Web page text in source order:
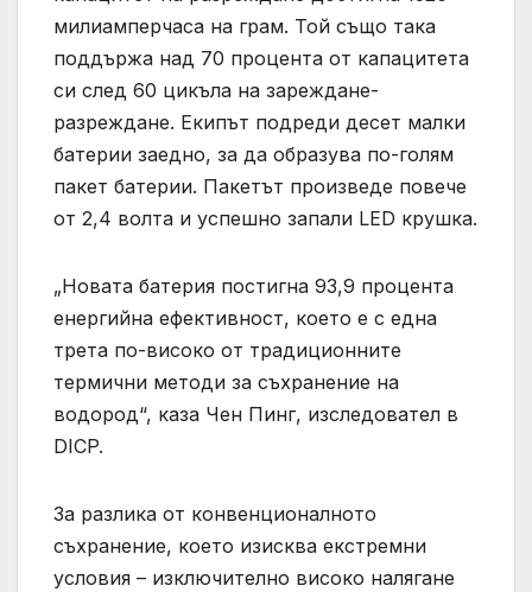
милиамперчаса на грам. Той също така
поддържа над 70 процента от капацитета
си след 60 цикъла на зареждане-
разреждане. Екипът подреди десет малки
батерии заедно, за да образува по-голям
пакет батерии. Пакетът произведе повече
от 2,4 волта и успешно запали LED крушка.
„Новата батерия постигна 93,9 процента
енергийна ефективност, което е с една
трета по-високо от традиционните
термични методи за съхранение на
водород“, каза Чен Пинг, изследовател в
DICP.
За разлика от конвенционалното
съхранение, което изисква екстремни
условия – изключително високо налягане